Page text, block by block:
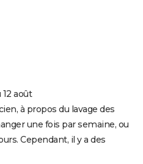
août
à propos du lavage des
une fois par semaine, ou
Cependant, il y a des